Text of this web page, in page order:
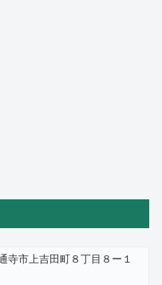
寺市上吉田町８丁目８ー１